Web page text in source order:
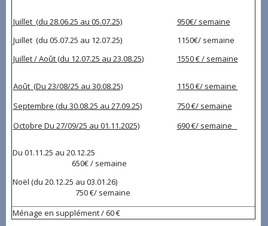
Juillet (du 28.06.25 au 05.07.25)
Juillet (du 05.07.25 au 12.07.25)
Juillet / Août (du 12.07.25 au 23.08.25)
950€/ semaine
1150€/ semaine
1550 € / semaine
Août (Du 23/08/25 au 30.08.25)
1150 €/ semaine
Septembre (du 30.08.25 au 27.09.25)
750 €/ semaine
Octobre Du 27/09/25 au 01.11.2025)
690 €/ semaine
Du 01.11.25 au 20.12.25
650€ / semaine
Noël (du 20.12.25 au 03.01.26)
750 €/ semaine
Ménage en supplément / 60 €